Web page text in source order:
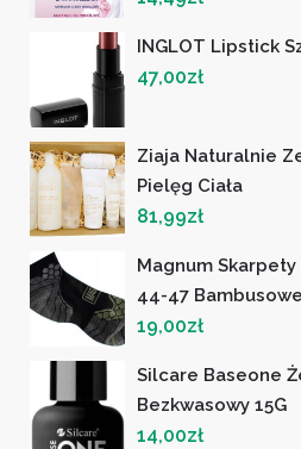
INGLOT Lipstick
47,00zł
Ziaja Naturalnie
Pielęg Ciała
81,99zł
Magnum
44-47 Bambusowe
19,00zł
Silcare Baseone
Bezkwasowy 15G
14,00zł